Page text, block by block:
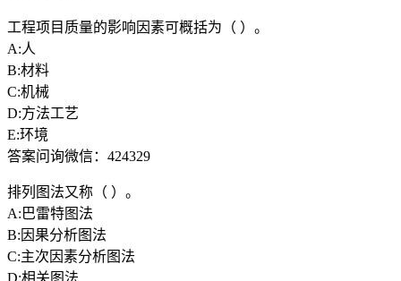
工程项目质量的影响因素可概括为（ ）。
A:人
B:材料
C:机械
D:方法工艺
E:环境
答案问询微信：424329
排列图法又称（ ）。
A:巴雷特图法
B:因果分析图法
C:主次因素分析图法
D:相关图法